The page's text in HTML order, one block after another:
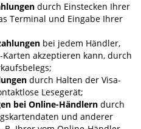
durch Einstecken Ihrer
Terminal und Eingabe Ihrer
bei jedem Händler,
akzeptieren kann, durch
durch Halten der Visa-
Lesegerät;
bei Online-Händlern durch
und anderer